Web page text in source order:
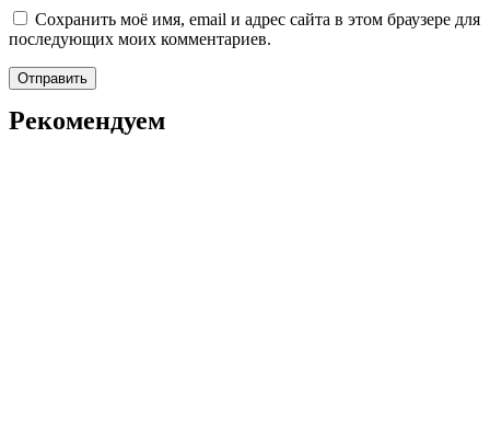
Сохранить моё имя, email и адрес сайта в этом браузере для
последующих моих комментариев.
Рекомендуем